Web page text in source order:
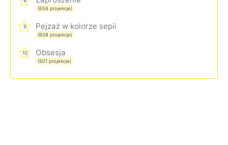
(656 projekcje)
9 Pejzaż w kolorze sepii
(608 projekcje)
10 Obsesja
(501 projekcje)